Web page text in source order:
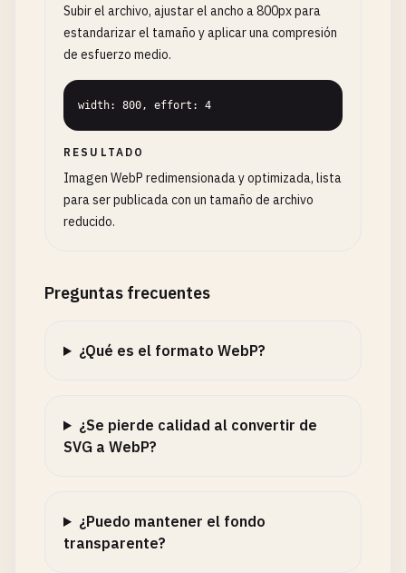
Subir el archivo, ajustar el ancho a 800px para
estandarizar el tamaño y aplicar una compresión
de esfuerzo medio.
width: 800, effort: 4
RESULTADO
Imagen WebP redimensionada y optimizada, lista
para ser publicada con un tamaño de archivo
reducido.
Preguntas frecuentes
¿Qué es el formato WebP?
¿Se pierde calidad al convertir de
SVG a WebP?
¿Puedo mantener el fondo
transparente?